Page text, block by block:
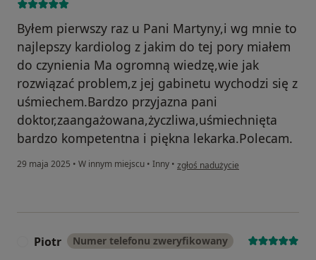
Byłem pierwszy raz u Pani Martyny,i wg mnie to
najlepszy kardiolog z jakim do tej pory miałem
do czynienia Ma ogromną wiedzę,wie jak
rozwiązać problem,z jej gabinetu wychodzi się z
uśmiechem.Bardzo przyjazna pani
doktor,zaangażowana,życzliwa,uśmiechnięta
bardzo kompetentna i piękna lekarka.Polecam.
29 maja 2025 • W innym miejscu • Inny • w opinii użytkownika MIROSŁAW
zgłoś nadużycie
Piotr Numer telefonu zweryfikowany